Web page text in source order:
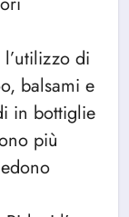
di
balsami e
in bottiglie
più